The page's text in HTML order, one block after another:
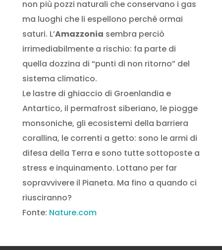
non più pozzi naturali che conservano i gas
ma luoghi che li espellono perché ormai
saturi. L’Amazzonia sembra perciò
irrimediabilmente a rischio: fa parte di
quella dozzina di “punti di non ritorno” del
sistema climatico.
Le lastre di ghiaccio di Groenlandia e
Antartico, il permafrost siberiano, le piogge
monsoniche, gli ecosistemi della barriera
corallina, le correnti a getto: sono le armi di
difesa della Terra e sono tutte sottoposte a
stress e inquinamento. Lottano per far
sopravvivere il Pianeta. Ma fino a quando ci
riusciranno?
Fonte: Nature.com